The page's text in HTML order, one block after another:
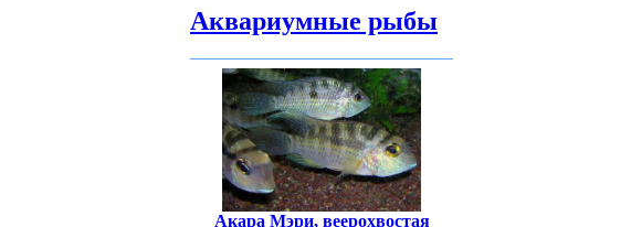
Аквариумные рыбы
Акара Мэри, веерохвостая